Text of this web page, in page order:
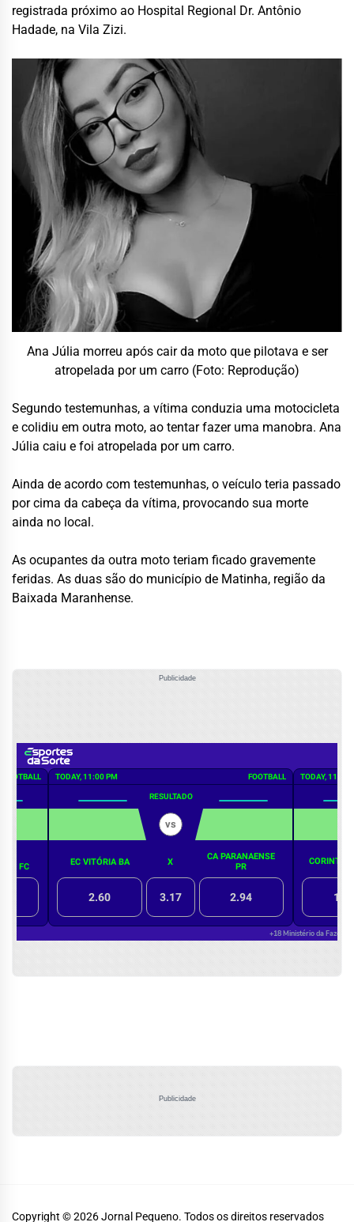
registrada próximo ao Hospital Regional Dr. Antônio
Hadade, na Vila Zizi.
Ana Júlia morreu após cair da moto que pilotava e ser
atropelada por um carro (Foto: Reprodução)
Segundo testemunhas, a vítima conduzia uma motocicleta
e colidiu em outra moto, ao tentar fazer uma manobra. Ana
Júlia caiu e foi atropelada por um carro.
Ainda de acordo com testemunhas, o veículo teria passado
por cima da cabeça da vítima, provocando sua morte
ainda no local.
As ocupantes da outra moto teriam ficado gravemente
feridas. As duas são do município de Matinha, região da
Baixada Maranhense.
Publicidade
Publicidade
Copyright © 2026Jornal Pequeno. Todos os direitos reservados